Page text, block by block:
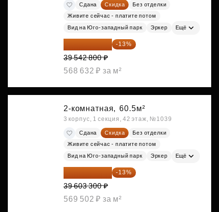
Сдана Скидка
Без отделки
Живите сейчас - платите потом
Вид на Юго-западный парк Эркер Ещё
34 402 236 ₽ -13%
39 542 800 ₽
568 632 ₽ за м²
2-комнатная, 60.5м²
3 корпус, 1 секция, 42 этаж, №1039
Сдана Скидка
Без отделки
Живите сейчас - платите потом
Вид на Юго-западный парк Эркер Ещё
34 454 871 ₽ -13%
39 603 300 ₽
569 502 ₽ за м²